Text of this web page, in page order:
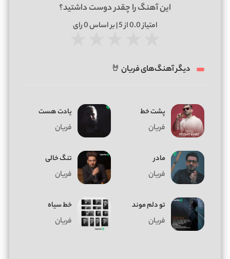
این آهنگ را چقدر دوست داشتید؟
امتیاز0.0از 5 | بر اساس 0رای
دیگر آهنگ‌های فریان 🤘
پشت خط
فریان
یادت هست
فریان
مادر
فریان
تنگ خالی
فریان
تو دلم موند
فریان
خط سیاه
فریان